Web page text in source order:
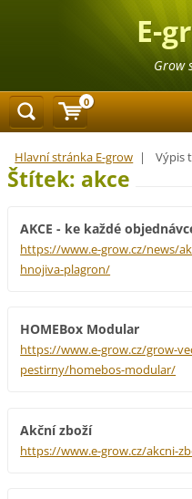
E-
Grow
Hlavní stránka E-grow | Výpis
Štítek: akce
AKCE - ke každé
https://www.e-grow.cz/news/
hnojiva-plagron/
HOMEBox Modular
https://www.e-grow.cz/grow-
pestirny/homebos-modular/
Akční zboží
https://www.e-grow.cz/akcni-
0